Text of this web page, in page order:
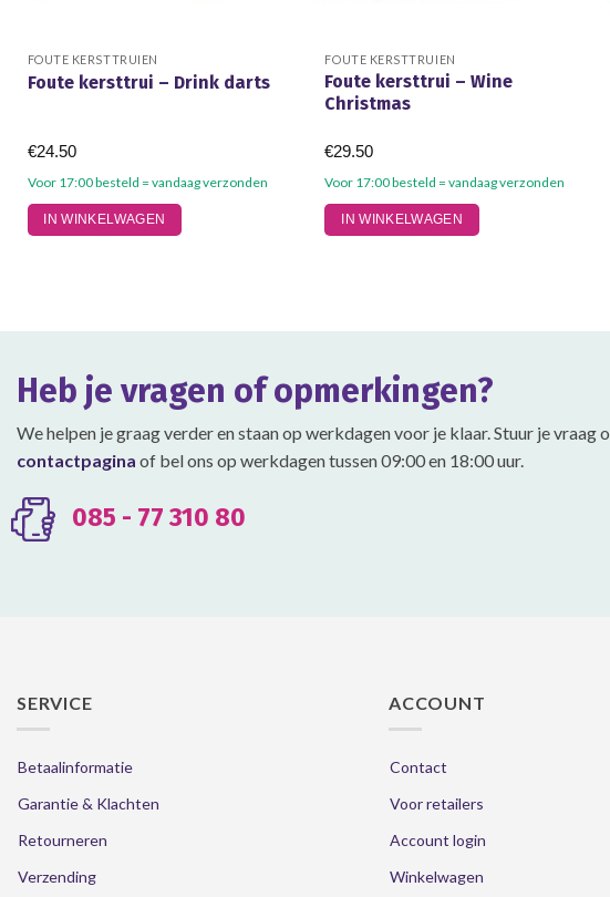
FOUTE KERSTTRUIEN
Foute kersttrui – Drink darts
Voor 17:00 besteld = vandaag verzonden
€24.50
IN WINKELWAGEN
Dit
product
Deze
kan
gekozen
worden
op
productpagina
FOUTE KERSTTRUIEN
Foute kersttrui – Wine
Christmas
Voor 17:00 besteld = vandaag verzonden
€29.50
IN WINKELWAGEN
Dit
product
Deze
kan
gekozen
worden
op
Heb je vragen of opmerkingen?
We helpen je graag verder en staan op werkdagen voor je klaar. Stuur je vraag
contactpagina of bel ons op werkdagen tussen 09:00 en 18:00 uur.
085 - 77 310 80
SERVICE
Betaalinformatie
Garantie & Klachten
Retourneren
Verzending
ACCOUNT
Contact
Voor retailers
Account login
Winkelwagen